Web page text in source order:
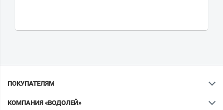
ПОКУПАТЕЛЯМ
КОМПАНИЯ «ВОДОЛЕЙ»